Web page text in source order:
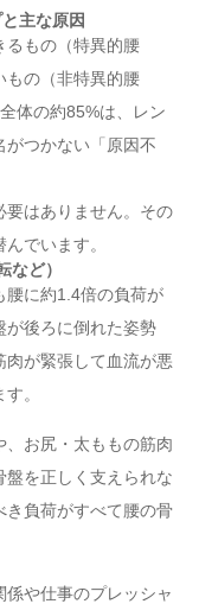
主な原因
るもの（特異的腰
もの（非特異的腰
体の約85%は、レン
がつかない「原因不
要はありません。その
でいます。
ど）
腰に約1.4倍の負荷が
が後ろに倒れた姿勢
肉が緊張して血流が悪
。
お尻・太ももの筋肉
盤を正しく支えられな
き負荷がすべて腰の骨
や仕事のプレッシャ